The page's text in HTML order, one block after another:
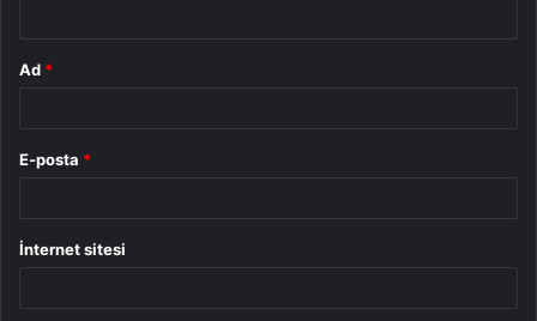
Ad *
E-posta *
İnternet sitesi